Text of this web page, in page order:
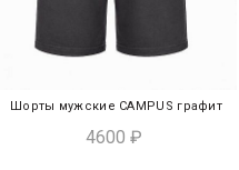
ЭКСПРЕСС-ПОКУПКА
Шорты мужские CAMPUS графит
4600 ₽